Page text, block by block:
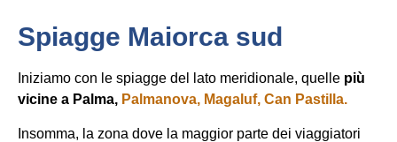
Spiagge Maiorca sud
Iniziamo con le spiagge del lato meridionale, quelle più
vicine a Palma, Palmanova, Magaluf, Can Pastilla.
Insomma, la zona dove la maggior parte dei viaggiatori